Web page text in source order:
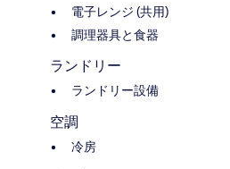
電子レンジ (共用)
調理器具と食器
ランドリー
ランドリー設備
空調
冷房